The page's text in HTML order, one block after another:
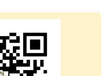
可請勿擅自抄襲